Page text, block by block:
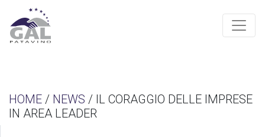
HOME / NEWS / IL CORAGGIO DELLE IMPRESE
IN AREA LEADER